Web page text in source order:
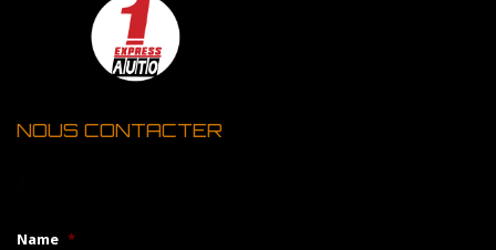
NOUS CONTACTER
Name *